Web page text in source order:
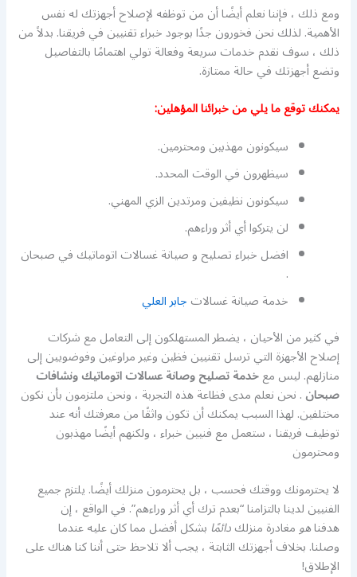
ومع ذلك ، فإننا نعلم أيضًا أن من توظفه لإصلاح أجهزتك له نفس
الأهمية. لذلك نحن فخورون جدًا بوجود خبراء تقنيين في فريقنا. بدلاً من
ذلك ، سوف نقدم خدمات سريعة وفعالة تولي اهتمامًا بالتفاصيل
وتضع أجهزتك في حالة ممتازة.
يمكنك توقع ما يلي من خبرائنا المؤهلين:
سيكونون مهذبين ومحترمين.
سيظهرون في الوقت المحدد.
سيكونون نظيفين ومرتدين الزي المهني.
لن يتركوا أي أثر وراءهم.
افضل خبراء تصليح و صيانة غسالات اتوماتيك في صبحان
.
خدمة صيانة غسالاتجابر العلي
في كثير من الأحيان ، يضطر المستهلكون إلى التعامل مع شركات
إصلاح الأجهزة التي ترسل تقنيين فظين وغير مراوغين وفوضويين إلى
منازلهم. ليس معخدمة تصليح وصانة عسالات اتوماتيك ونشافات
صبحان. نحن نعلم مدى فظاعة هذه التجربة ، ونحن ملتزمون بأن نكون
مختلفين. لهذا السبب يمكنك أن تكون واثقًا من معرفتك أنه عند
توظيف فريقنا ، ستعمل مع فنيين خبراء ، ولكنهم أيضًا مهذبون
ومحترمون
لا يحترمونك ووقتك فحسب ، بل يحترمون منزلك أيضًا. يلتزم جميع
الفنيين لدينا بالتزامنا “بعدم ترك أي أثر وراءهم”. في الواقع ، إن
هدفناهومغادرة منزلكدائمًا بشكل أفضل مما كان عليه عندما
وصلنا. بخلاف أجهزتك الثابتة ، يجب ألا تلاحظ حتى أننا كنا هناك على
الإطلاق!